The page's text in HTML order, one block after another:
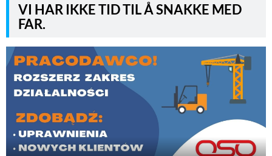
VI HAR IKKE TID TIL Å SNAKKE MED
FAR.